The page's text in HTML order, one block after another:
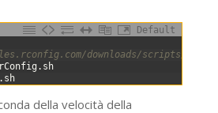
Default
downloads/scripts/
. sh
. sh
della velocità della